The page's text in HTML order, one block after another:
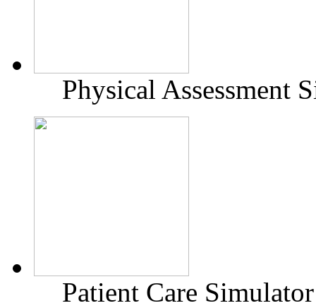
Physical Assessment
Patient Care